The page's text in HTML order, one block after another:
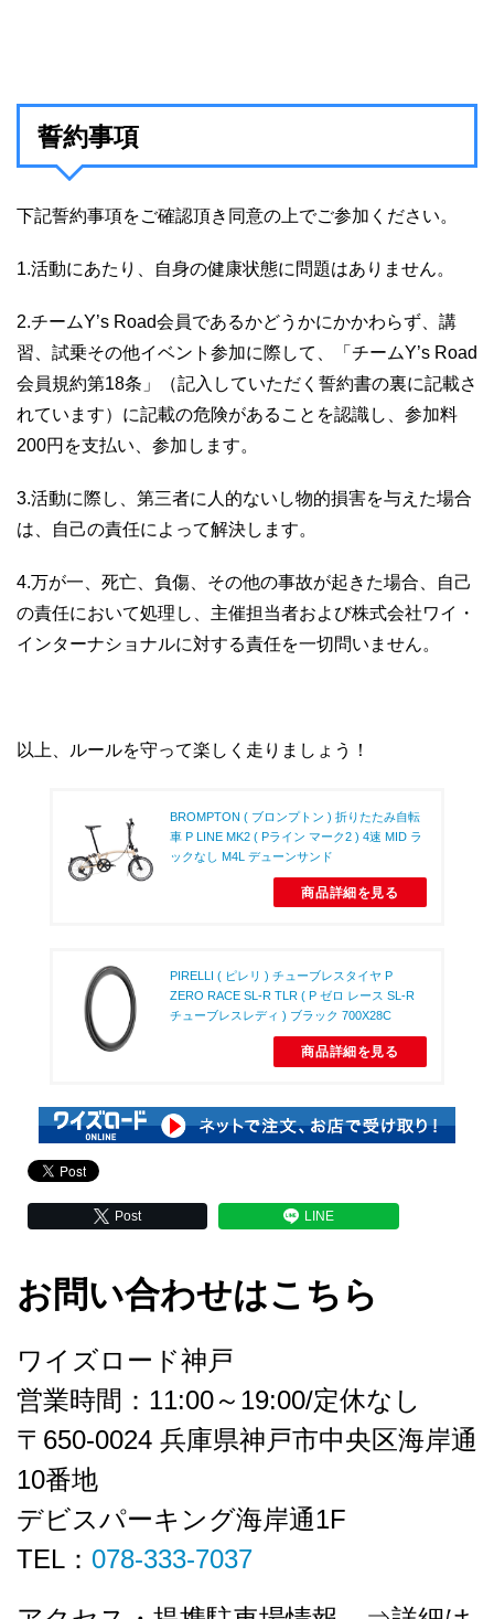
誓約事項
下記誓約事項をご確認頂き同意の上でご参加ください。
1.活動にあたり、自身の健康状態に問題はありません。
2.チームY’s Road会員であるかどうかにかかわらず、講
習、試乗その他イベント参加に際して、「チームY’s Road
会員規約第18条」（記入していただく誓約書の裏に記載さ
れています）に記載の危険があることを認識し、参加料
200円を支払い、参加します。
3.活動に際し、第三者に人的ないし物的損害を与えた場合
は、自己の責任によって解決します。
4.万が一、死亡、負傷、その他の事故が起きた場合、自己
の責任において処理し、主催担当者および株式会社ワイ・
インターナショナルに対する責任を一切問いません。
以上、ルールを守って楽しく走りましょう！
BROMPTON ( ブロンプトン ) 折りたたみ自転
車 P LINE MK2 ( Pライン マーク2 ) 4速 MID ラ
ックなし M4L デューンサンド
商品詳細を見る
PIRELLI ( ピレリ ) チューブレスタイヤ P
ZERO RACE SL-R TLR ( P ゼロ レース SL-R
チューブレスレディ ) ブラック 700X28C
商品詳細を見る
Post LINE
お問い合わせはこちら
ワイズロード神戸
営業時間：11:00～19:00/定休なし
〒650-0024 兵庫県神戸市中央区海岸通
10番地
デビスパーキング海岸通1F
TEL： 078-333-7037